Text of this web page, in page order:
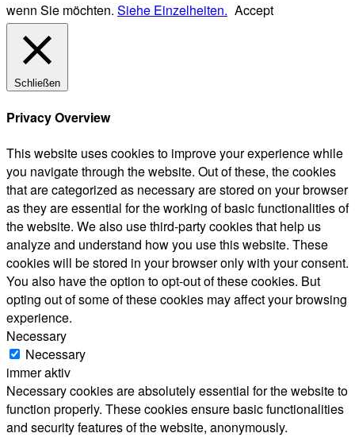
wenn Sie möchten. Siehe Einzelheiten. Accept
Schließen
Privacy Overview
This website uses cookies to improve your experience while
you navigate through the website. Out of these, the cookies
that are categorized as necessary are stored on your browser
as they are essential for the working of basic functionalities of
the website. We also use third-party cookies that help us
analyze and understand how you use this website. These
cookies will be stored in your browser only with your consent.
You also have the option to opt-out of these cookies. But
opting out of some of these cookies may affect your browsing
experience.
Necessary
Necessary
immer aktiv
Necessary cookies are absolutely essential for the website to
function properly. These cookies ensure basic functionalities
and security features of the website, anonymously.